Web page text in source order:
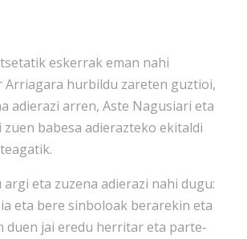
eskerrak eman nahi
Arriagara hurbildu zareten guztioi,
adierazi arren, Aste Nagusiari eta
babesa adierazteko ekitaldi
argi eta zuzena adierazi nahi dugu:
eta bere sinboloak berarekin eta
duen jai eredu herritar eta parte-